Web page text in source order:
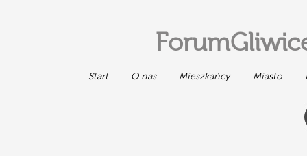
Start O nas Mieszkańcy Miasto